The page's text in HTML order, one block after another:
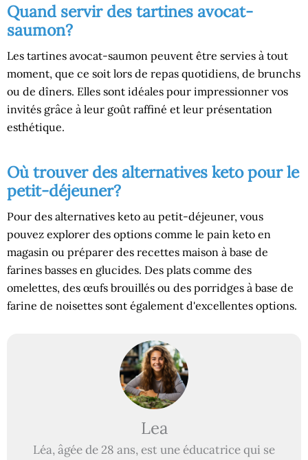
Quand servir des tartines avocat-
saumon?
Les tartines avocat-saumon peuvent être servies à tout
moment, que ce soit lors de repas quotidiens, de brunchs
ou de dîners. Elles sont idéales pour impressionner vos
invités grâce à leur goût raffiné et leur présentation
esthétique.
Où trouver des alternatives keto pour le
petit-déjeuner?
Pour des alternatives keto au petit-déjeuner, vous
pouvez explorer des options comme le pain keto en
magasin ou préparer des recettes maison à base de
farines basses en glucides. Des plats comme des
omelettes, des œufs brouillés ou des porridges à base de
farine de noisettes sont également d'excellentes options.
Lea
Léa, âgée de 28 ans, est une éducatrice qui se